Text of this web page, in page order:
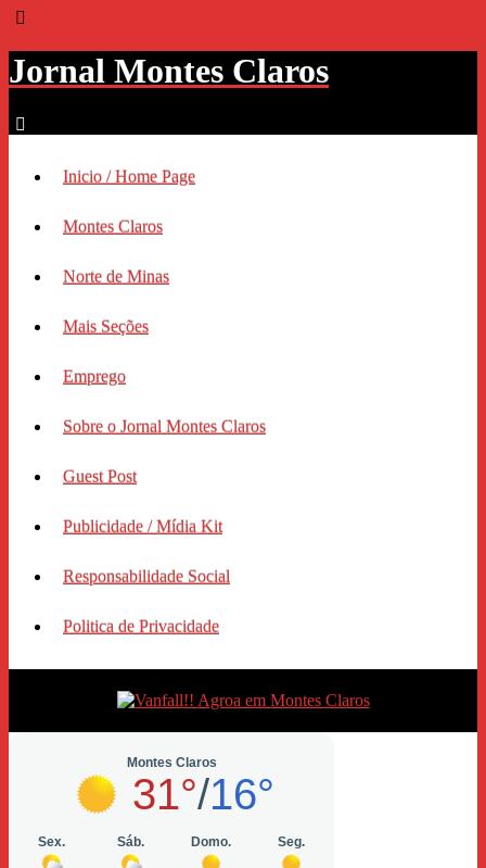
Jornal Montes Claros
Inicio / Home Page
Montes Claros
Norte de Minas
Mais Seções
Emprego
Sobre o Jornal Montes Claros
Guest Post
Publicidade / Mídia Kit
Responsabilidade Social
Politica de Privacidade